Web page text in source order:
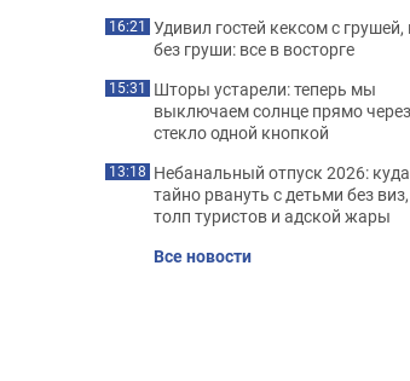
16:21 Удивил гостей кексом с грушей,
без груши: все в восторге
15:31 Шторы устарели: теперь мы
выключаем солнце прямо через
стекло одной кнопкой
13:18 Небанальный отпуск 2026: куда
тайно рвануть с детьми без виз,
толп туристов и адской жары
Все новости